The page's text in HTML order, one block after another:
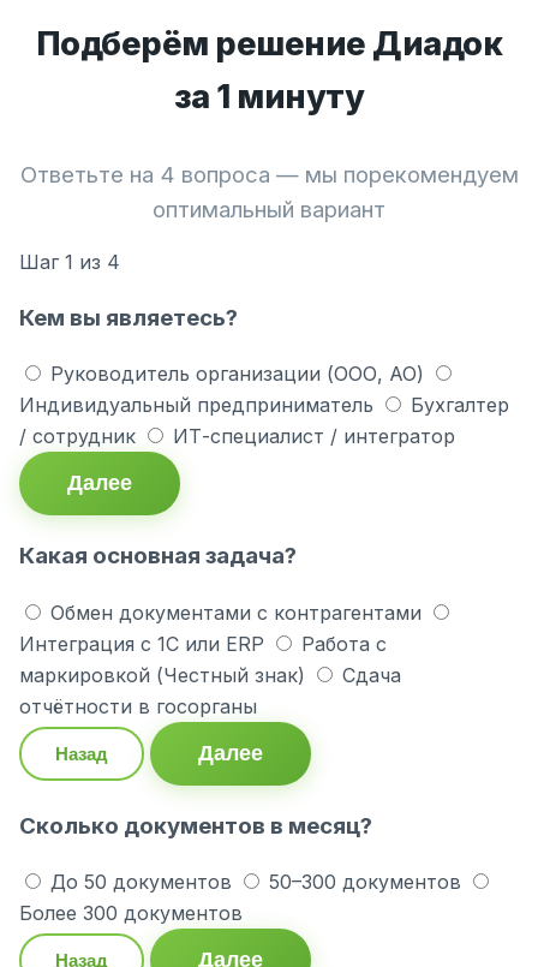
Подберём решение Диадок
за 1 минуту
Ответьте на 4 вопроса — мы порекомендуем
оптимальный вариант
Шаг 1 из 4
Кем вы являетесь?
Руководитель организации (ООО, АО)
Индивидуальный предприниматель
Бухгалтер
/ сотрудник
ИТ-специалист / интегратор
Далее
Какая основная задача?
Обмен документами с контрагентами
Интеграция с 1С или ERP
Работа с
маркировкой (Честный знак)
Сдача
отчётности в госорганы
Назад Далее
Сколько документов в месяц?
До 50 документов
50–300 документов
Более 300 документов
Назад Далее